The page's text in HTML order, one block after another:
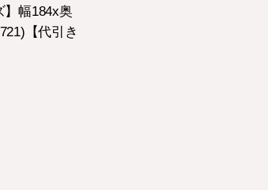
幅184x奥
【代引き